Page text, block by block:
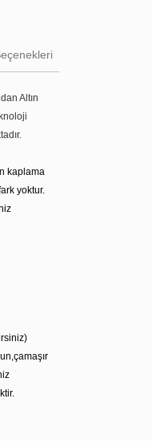
Altın
kaplama
yoktur.